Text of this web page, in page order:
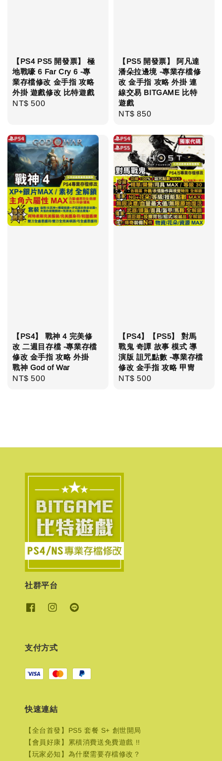
【PS4 PS5 開發票】 極
地戰嚎 6 Far Cry 6 -專
業存檔修改 金手指 攻略
外掛 遊戲修改 比特遊戲
Regular
NT$ 500
【PS5 開發票】 阿凡達
潘朵拉邊境 -專業存檔修
改 金手指 攻略 外掛 連
線交易 BITGAME 比特
遊戲
Regular
NT$ 850
【PS4】 戰神 4 完美修
改 二週目存檔 -專業存檔
修改 金手指 攻略 外掛
戰神 God of War
Regular
NT$ 500
【PS4】【PS5】 對馬
戰鬼 奇譚 故事 模式 導
演版 詛咒點數 -專業存檔
修改 金手指 攻略 甲冑
Regular
NT$ 500
社群平台
支付方式
快速連結
【全台首發】PS5 套餐 S+ 創世開局
【會員好康】累積消費送免費遊戲 !!
【玩家必知】為什麼需要存檔修改？